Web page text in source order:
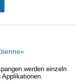
werden einzeln
Applikationen.